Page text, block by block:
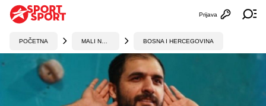
Otvori
Prijava
POČETNA BOSNA I HERCEGOVINA